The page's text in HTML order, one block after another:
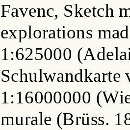
Favenc, Sketch
explorations
1:625000
Schulwandkarte
1:16000000
murale (Brüss.